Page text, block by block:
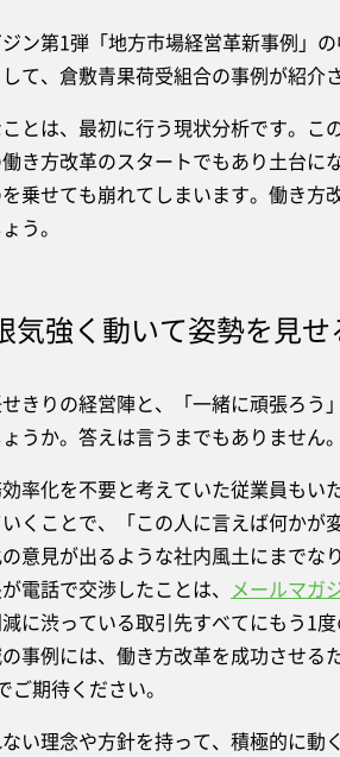
ン第1弾「地方市場経営革新事例」
て、倉敷青果荷受組合の事例が紹介
とは、最初に行う現状分析です。こ
き方改革のスタートでもあり土台
乗せても崩れてしまいます。働き方
う。
気強く動いて姿勢を見せ
きりの経営陣と、「一緒に頑張ろう
うか。答えは言うまでもありません。
率化を不要と考えていた従業員もい
くことで、「この人に言えば何かが
意見が出るような社内風土にまでな
電話で交渉したことは、 メールマガ
に渋っている取引先すべてにもう1
事例には、働き方改革を成功させる
期待ください。
い理念や方針を持って、積極的に動